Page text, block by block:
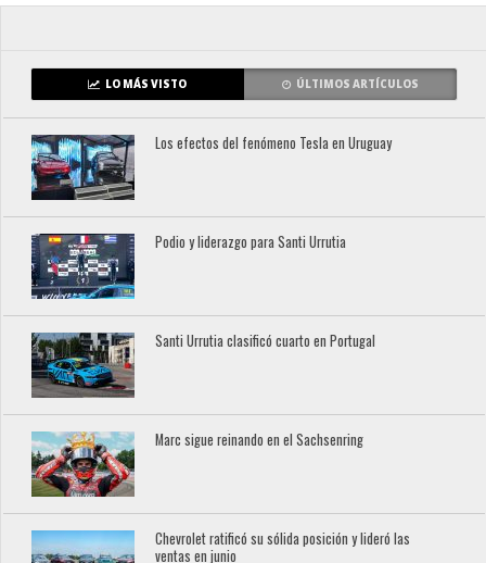
LO MÁS VISTO ÚLTIMOS ARTÍCULOS
Los efectos del fenómeno Tesla en Uruguay
Podio y liderazgo para Santi Urrutia
Santi Urrutia clasificó cuarto en Portugal
Marc sigue reinando en el Sachsenring
Chevrolet ratificó su sólida posición y lideró las
ventas en junio